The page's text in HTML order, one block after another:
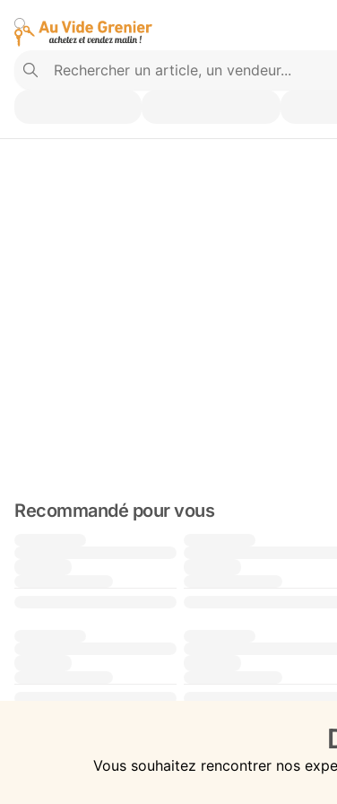
Recommandé pour vous
Vous souhaitez rencontrer nos